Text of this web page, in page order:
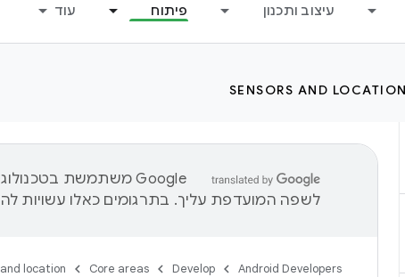
עיצוב ותכנון פיתוח עוד
SENSORS AND LOCATION
לשפה המועדפת עליך. בתרגומים כאלו עשויות
Android Developers
Develop
Core areas
location